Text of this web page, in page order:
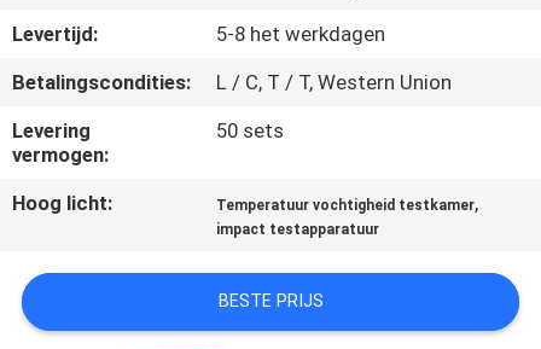
NIEUWS
VERZOEK
OM EEN
CITAAT
VR
SHOW
Levertijd:
5-8 het werkdagen
Betalingscondities:
L / C, T / T, Western Union
Levering
vermogen:
50 sets
Hoog licht: Temperatuur vochtigheid testkamer,
impact testapparatuur
BESTE PRIJS